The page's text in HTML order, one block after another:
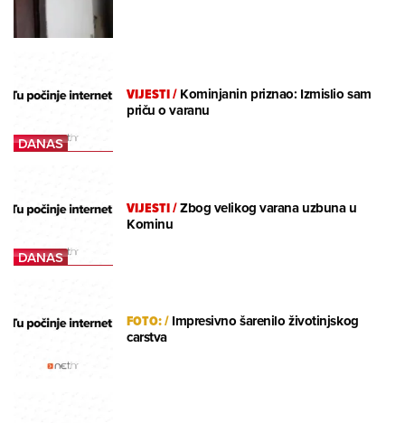
VIJESTI/Kominjanin priznao: Izmislio sam
priču o varanu
VIJESTI/Zbog velikog varana uzbuna u
Kominu
FOTO:/Impresivno šarenilo životinjskog
carstva